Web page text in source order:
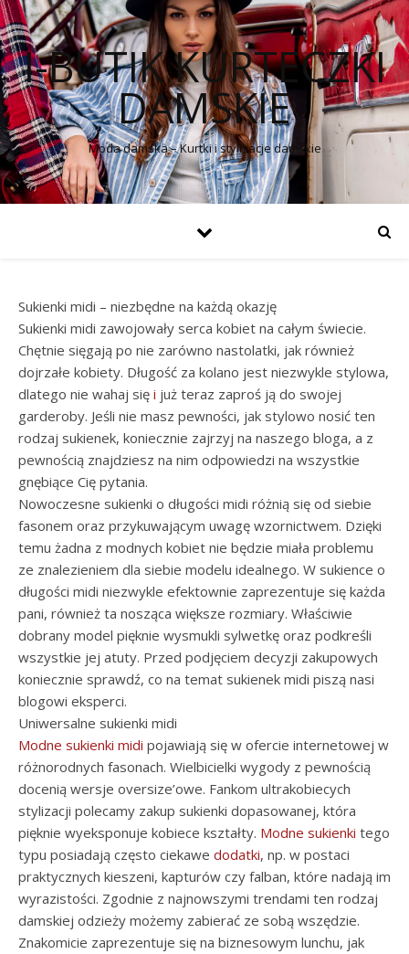
I-BUTIK KURTECZKI
DAMSKIE
Moda damska – Kurtki i stylizacje damskie
Sukienki midi – niezbędne na każdą okazję
Sukienki midi zawojowały serca kobiet na całym świecie.
Chętnie sięgają po nie zarówno nastolatki, jak również
dojrzałe kobiety. Długość za kolano jest niezwykle stylowa,
dlatego nie wahaj się i już teraz zaproś ją do swojej
garderoby. Jeśli nie masz pewności, jak stylowo nosić ten
rodzaj sukienek, koniecznie zajrzyj na naszego bloga, a z
pewnością znajdziesz na nim odpowiedzi na wszystkie
gnębiące Cię pytania.
Nowoczesne sukienki o długości midi różnią się od siebie
fasonem oraz przykuwającym uwagę wzornictwem. Dzięki
temu żadna z modnych kobiet nie będzie miała problemu
ze znalezieniem dla siebie modelu idealnego. W sukience o
długości midi niezwykle efektownie zaprezentuje się każda
pani, również ta nosząca większe rozmiary. Właściwie
dobrany model pięknie wysmukli sylwetkę oraz podkreśli
wszystkie jej atuty. Przed podjęciem decyzji zakupowych
koniecznie sprawdź, co na temat sukienek midi piszą nasi
blogowi eksperci.
Uniwersalne sukienki midi
Modne sukienki midi pojawiają się w ofercie internetowej w
różnorodnych fasonach. Wielbicielki wygody z pewnością
docenią wersje oversize’owe. Fankom ultrakobiecych
stylizacji polecamy zakup sukienki dopasowanej, która
pięknie wyeksponuje kobiece kształty. Modne sukienki tego
typu posiadają często ciekawe dodatki, np. w postaci
praktycznych kieszeni, kapturów czy falban, które nadają im
wyrazistości. Zgodnie z najnowszymi trendami ten rodzaj
damskiej odzieży możemy zabierać ze sobą wszędzie.
Znakomicie zaprezentuje się na biznesowym lunchu, jak